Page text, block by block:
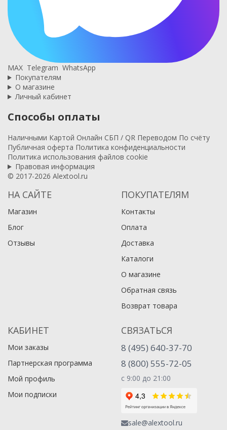
MAX Telegram WhatsApp
Покупателям
О магазине
Личный кабинет
Способы оплаты
Наличными Картой Онлайн СБП / QR Переводом По счёту
Публичная оферта Политика конфиденциальности
Политика использования файлов cookie
Правовая информация
© 2017-2026 Alextool.ru
НА САЙТЕ
Магазин
Блог
Отзывы
ПОКУПАТЕЛЯМ
Контакты
Оплата
Доставка
Каталоги
О магазине
Обратная связь
Возврат товара
КАБИНЕТ
Мои заказы
Партнерская программа
Мой профиль
Мои подписки
СВЯЗАТЬСЯ
8 (495) 640-37-70
8 (800) 555-72-05
с 9:00 до 21:00
sale@alextool.ru